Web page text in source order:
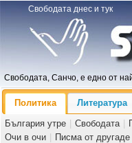
Свободата днес и тук
Свободата, Санчо, е едно от
Политика Литература
България утре
Свободата
Очи в очи
Писма от другаде